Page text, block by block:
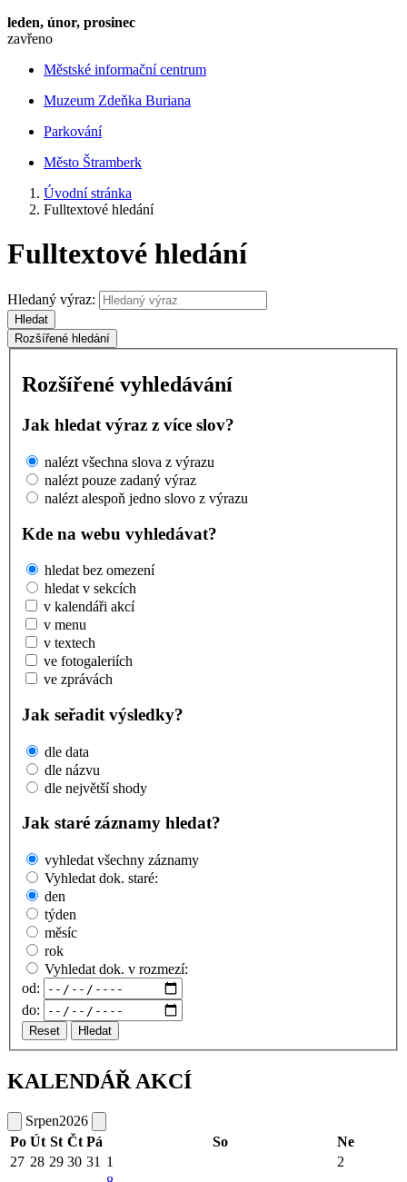
leden, únor, prosinec
zavřeno
Městské informační centrum
Muzeum Zdeňka Buriana
Parkování
Město Štramberk
Úvodní stránka
Fulltextové hledání
Fulltextové hledání
Hledaný výraz:
Hledat
Rozšířené hledání
Rozšířené vyhledávání
Jak hledat výraz z více slov?
nalézt všechna slova z výrazu
nalézt pouze zadaný výraz
nalézt alespoň jedno slovo z výrazu
Kde na webu vyhledávat?
hledat bez omezení
hledat v sekcích
v kalendáři akcí
v menu
v textech
ve fotogaleriích
ve zprávách
Jak seřadit výsledky?
dle data
dle názvu
dle největší shody
Jak staré záznamy hledat?
vyhledat všechny záznamy
Vyhledat dok. staré:
den
týden
měsíc
rok
Vyhledat dok. v rozmezí:
od:
do:
Reset Hledat
KALENDÁŘ AKCÍ
Srpen2026
Po Út St Čt Pá So
Ne
27 28 29 30 31 1
2